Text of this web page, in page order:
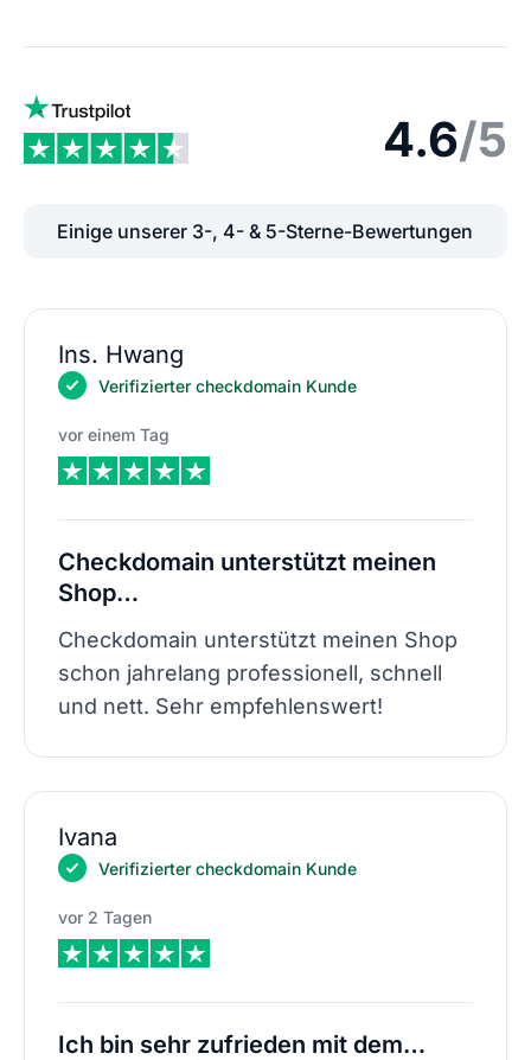
4.6/5
Einige unserer 3-, 4- & 5-Sterne-Bewertungen
Ins. Hwang
Verifizierter checkdomain Kunde
vor einem Tag
Checkdomain unterstützt meinen
Shop…
Checkdomain unterstützt meinen Shop
schon jahrelang professionell, schnell
und nett. Sehr empfehlenswert!
Ivana
Verifizierter checkdomain Kunde
vor 2 Tagen
Ich bin sehr zufrieden mit dem…